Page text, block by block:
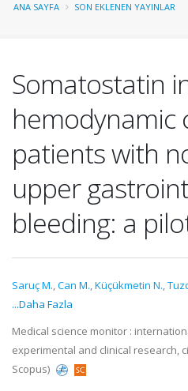
ANA SAYFA SON EKLENEN YAYINLAR
Somatostatin
hemodynamic
patients with
upper
bleeding: a
Saruç M.,Can M.,Küçükmetin N.,
...Daha Fazla
Medical science monitor :
experimental and clinical research,
Scopus)